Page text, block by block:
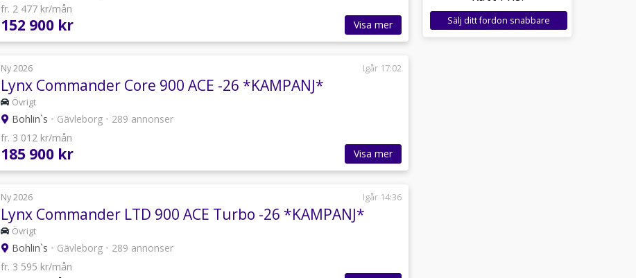
fr. 2 477 kr/mån
152 900 kr Visa mer
Ny 2026 Igår 17:02
Lynx Commander Core 900 ACE -26 *KAMPANJ*
Övrigt
Bohlin`s • Gävleborg • 289 annonser
fr. 3 012 kr/mån
185 900 kr Visa mer
Ny 2026 Igår 14:36
Lynx Commander LTD 900 ACE Turbo -26 *KAMPANJ*
Övrigt
Bohlin`s • Gävleborg • 289 annonser
fr. 3 595 kr/mån
Sälj ditt fordon snabbare